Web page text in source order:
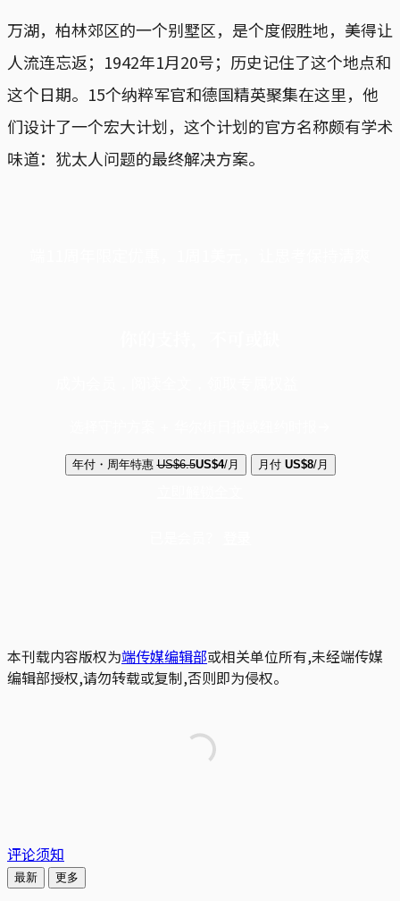
万湖，柏林郊区的一个别墅区，是个度假胜地，美得让
人流连忘返；1942年1月20号；历史记住了这个地点和
这个日期。15个纳粹军官和德国精英聚集在这里，他
们设计了一个宏大计划，这个计划的官方名称颇有学术
味道：犹太人问题的最终解决方案。
年付・周年特惠 US$6.5US$4/月 月付 US$8/月
本刊载内容版权为端传媒编辑部或相关单位所有,未经端传媒
编辑部授权,请勿转载或复制,否则即为侵权。
评论须知
最新 更多